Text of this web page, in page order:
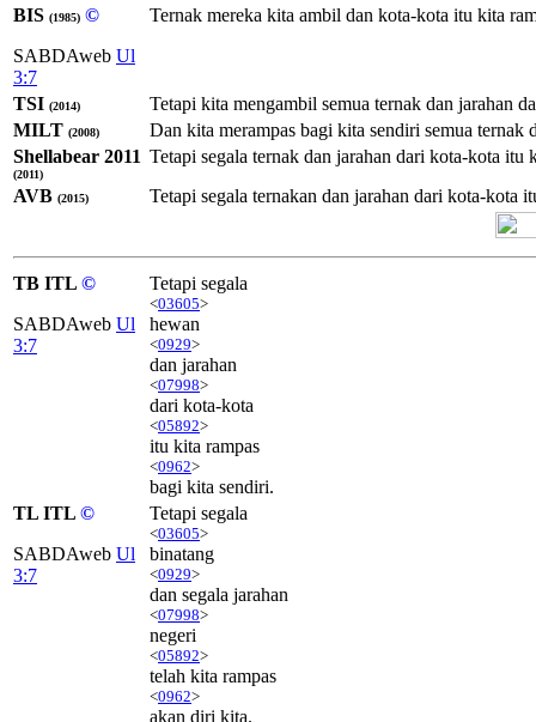
BIS (1985) ©
SABDAweb Ul
3:7
Ternak mereka kita ambil dan kota-kota itu kita
TSI (2014)
Tetapi kita mengambil semua ternak dan jarahan
MILT (2008)
Dan kita merampas bagi kita sendiri semua ternak
Shellabear 2011
(2011)
Tetapi segala ternak dan jarahan dari kota-kota itu
AVB (2015) Tetapi segala ternakan dan jarahan dari kota-kota
TB ITL ©
SABDAweb Ul
3:7
Tetapi segala
<03605>
hewan
<0929>
dan jarahan
<07998>
dari kota-kota
<05892>
itu kita rampas
<0962>
bagi kita sendiri.
TL ITL ©
SABDAweb Ul
3:7
Tetapi segala
<03605>
binatang
<0929>
dan segala jarahan
<07998>
negeri
<05892>
telah kita rampas
<0962>
akan diri kita.